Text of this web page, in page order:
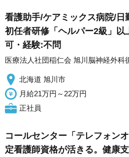
看護助手/ケアミックス病院/日
初任者研修「ヘルパー2級」以
可・経験:不問
医療法人社団稲仁会 旭川脳神経外科
北海道 旭川市
月給21万円～22万円
正社員
コールセンター「テレフォン
定看護師資格が活きる。健康